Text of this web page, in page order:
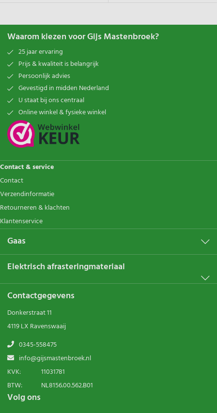
Waarom kiezen voor Gijs Mastenbroek?
25 jaar ervaring
Prijs & kwaliteit is belangrijk
Persoonlijk advies
Gevestigd in midden Nederland
U staat bij ons centraal
Online winkel & fysieke winkel
Contact & service
Contact
Verzendinformatie
Retourneren & klachten
Klantenservice
Gaas
Elektrisch afrasteringmateriaal
Contactgegevens
Donkerstraat 11
4119 LX Ravenswaaij
0345-558475
info@gijsmastenbroek.nl
KVK:
11031781
BTW:
NL8156.00.562.B01
Volg ons